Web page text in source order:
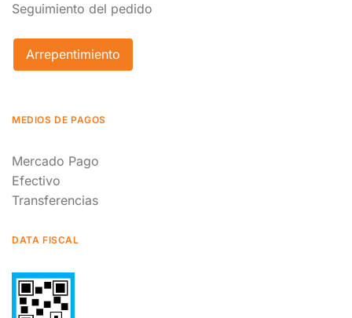
Seguimiento del pedido
Arrepentimiento
MEDIOS DE PAGOS
Mercado Pago
Efectivo
Transferencias
DATA FISCAL